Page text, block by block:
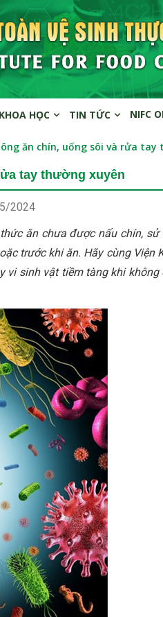
HỌC TIN TỨC NIFC
ăn chín, uống sôi và rửa tay
tay thường xuyên
2024
ăn chưa được nấu chín, sử
trước khi ăn. Hãy cùng Viện
vi sinh vật tiềm tàng khi không